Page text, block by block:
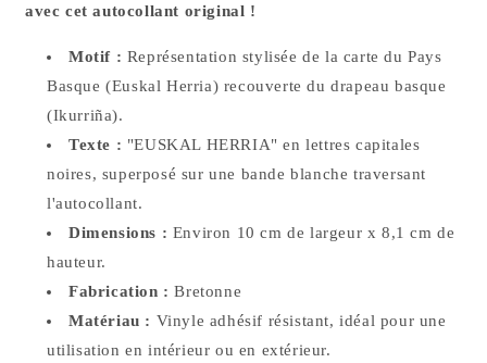
avec cet autocollant original !
Motif : Représentation stylisée de la carte du Pays
Basque (Euskal Herria) recouverte du drapeau basque
(Ikurriña).
Texte : "EUSKAL HERRIA" en lettres capitales
noires, superposé sur une bande blanche traversant
l'autocollant.
Dimensions : Environ 10 cm de largeur x 8,1 cm de
hauteur.
Fabrication : Bretonne
Matériau : Vinyle adhésif résistant, idéal pour une
utilisation en intérieur ou en extérieur.